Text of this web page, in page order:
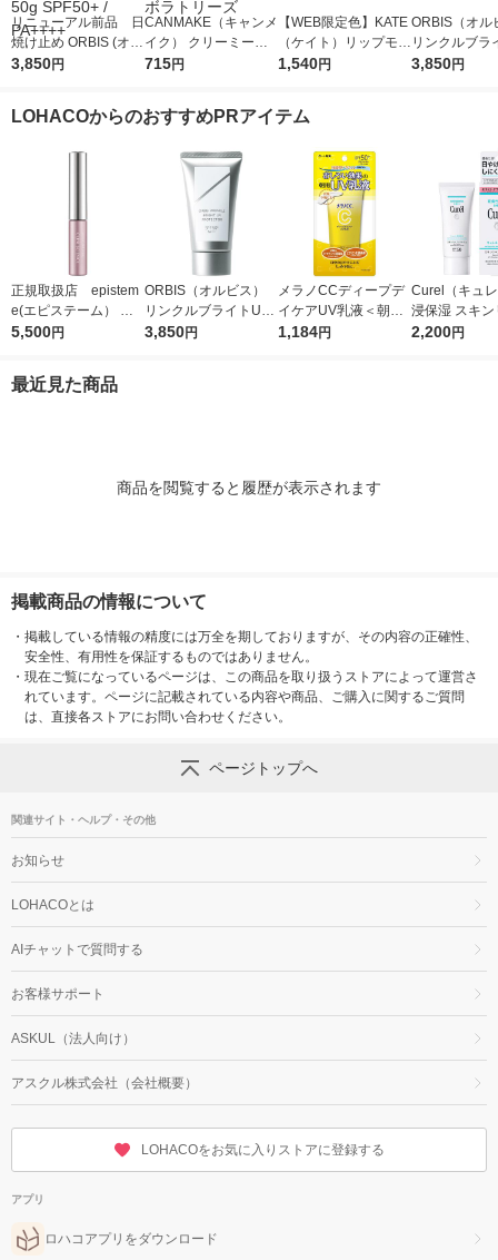
リニューアル前品 日
焼け止め ORBIS (オル
ビス) リンクルブライ
3,850円
CANMAKE（キャンメ
イク） クリーミータ
ッチライナー 02 ミ
715円
【WEB限定色】KATE
（ケイト）リップモン
スター 04 パンプキン
1,540円
ORBIS（オル
リンクルブラ
プロテクター
3,850円
LOHACOからのおすすめPRアイテム
正規取扱店 epistem
e(エピステーム） パ
ワライズラッシュセラ
5,500円
ORBIS（オルビス）
リンクルブライトUV
プロテクター N 50g
3,850円
メラノCCディープデ
イケアUV乳液＜朝用
日焼け止め乳液＞50g
1,184円
Curel（キュ
浸保湿 スキン
ＵＶセラム
2,200円
最近見た商品
商品を閲覧すると履歴が表示されます
掲載商品の情報について
・ 掲載している情報の精度には万全を期しておりますが、その内容の正確性、
安全性、有用性を保証するものではありません。
・ 現在ご覧になっているページは、この商品を取り扱うストアによって運営さ
れています。ページに記載されている内容や商品、ご購入に関するご質問
は、直接各ストアにお問い合わせください。
ページトップへ
関連サイト・ヘルプ・その他
お知らせ
LOHACOとは
AIチャットで質問する
お客様サポート
ASKUL（法人向け）
アスクル株式会社（会社概要）
LOHACOをお気に入りストアに登録する
アプリ
ロハコアプリをダウンロード